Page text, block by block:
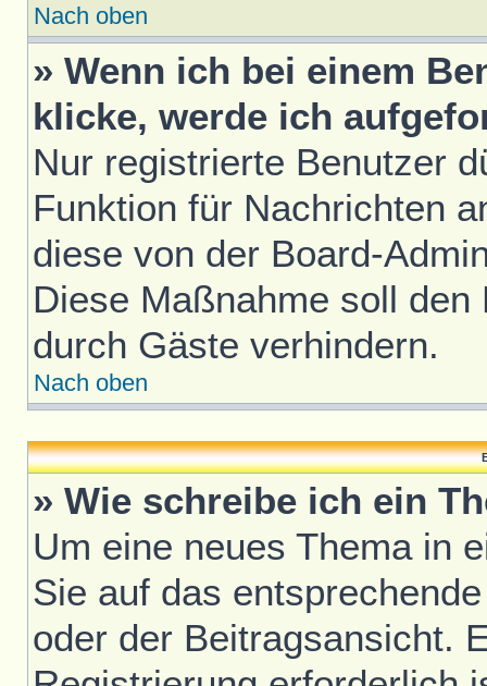
Nach oben
» Wenn ich bei einem
klicke, werde ich
Nur registrierte Benutzer
Funktion für Nachrichten
diese von der Board-
Diese Maßnahme soll
durch Gäste verhindern.
Nach oben
» Wie schreibe ich ein
Um eine neues Thema in
Sie auf das
oder der Beitragsansicht.